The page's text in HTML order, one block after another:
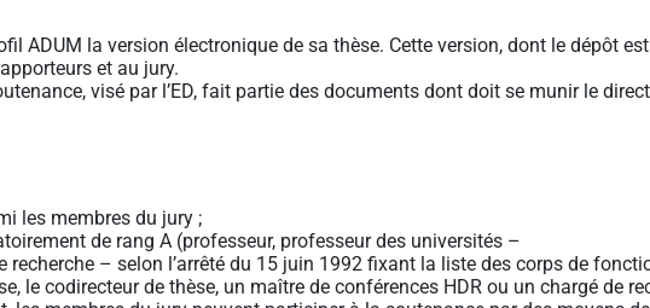
ADUM la version électronique de sa thèse. Cette version, dont le dépôt
et au jury.
visé par l’ED, fait partie des documents dont doit se munir le
les membres du jury ;
de rang A (professeur, professeur des universités –
recherche – selon l’arrêté du 15 juin 1992 fixant la liste des corps de
le codirecteur de thèse, un maître de conférences HDR ou un chargé de